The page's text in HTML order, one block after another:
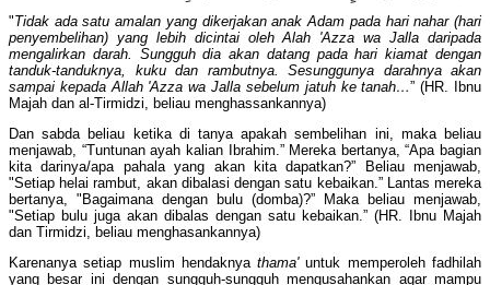
"Tidak ada satu amalan yang dikerjakan anak Adam pada hari nahar (hari
penyembelihan) yang lebih dicintai oleh Alah 'Azza wa Jalla daripada
mengalirkan darah. Sungguh dia akan datang pada hari kiamat dengan
tanduk-tanduknya, kuku dan rambutnya. Sesunggunya darahnya akan
sampai kepada Allah 'Azza wa Jalla sebelum jatuh ke tanah…” (HR. Ibnu
Majah dan al-Tirmidzi, beliau menghassankannya)
Dan sabda beliau ketika di tanya apakah sembelihan ini, maka beliau
menjawab, “Tuntunan ayah kalian Ibrahim.” Mereka bertanya, “Apa bagian
kita darinya/apa pahala yang akan kita dapatkan?” Beliau menjawab,
"Setiap helai rambut, akan dibalasi dengan satu kebaikan.” Lantas mereka
bertanya, "Bagaimana dengan bulu (domba)?” Maka beliau menjawab,
"Setiap bulu juga akan dibalas dengan satu kebaikan.” (HR. Ibnu Majah
dan Tirmidzi, beliau menghasankannya)
Karenanya setiap muslim hendaknyathama'untuk memperoleh fadhilah
yang besar ini dengan sungguh-sungguh mengusahankan agar mampu